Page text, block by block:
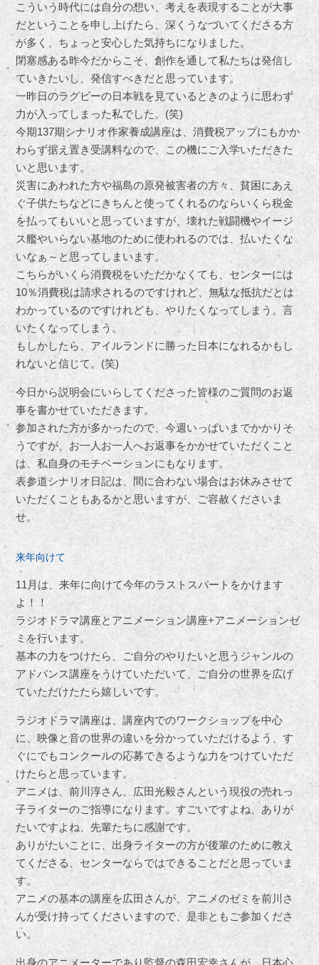
こういう時代には自分の想い、考えを表現することが大事
だということを申し上げたら、深くうなづいてくださる方
が多く、ちょっと安心した気持ちになりました。
閉塞感ある昨今だからこそ、創作を通して私たちは発信し
ていきたいし、発信すべきだと思っています。
一昨日のラグビーの日本戦を見ているときのように思わず
力が入ってしまった私でした。(笑)
今期137期シナリオ作家養成講座は、消費税アップにもかか
わらず据え置き受講料なので、この機にご入学いただきた
いと思います。
災害にあわれた方や福島の原発被害者の方々、貧困にあえ
ぐ子供たちなどにきちんと使ってくれるのならいくら税金
を払ってもいいと思っていますが、壊れた戦闘機やイージ
ス艦やいらない基地のために使われるのでは、払いたくな
いなぁ～と思ってしまいます。
こちらがいくら消費税をいただかなくても、センターには
10％消費税は請求されるのですけれど、無駄な抵抗だとは
わかっているのですけれども、やりたくなってしまう。言
いたくなってしまう。
もしかしたら、アイルランドに勝った日本になれるかもし
れないと信じて。(笑)
今日から説明会にいらしてくださった皆様のご質問のお返
事を書かせていただきます。
参加された方が多かったので、今週いっぱいまでかかりそ
うですが、お一人お一人へお返事をかかせていただくこと
は、私自身のモチベーションにもなります。
表参道シナリオ日記は、間に合わない場合はお休みさせて
いただくこともあるかと思いますが、ご容赦くださいま
せ。
来年向けて
11月は、来年に向けて今年のラストスパートをかけます
よ！！
ラジオドラマ講座とアニメーション講座+アニメーションゼ
ミを行います。
基本の力をつけたら、ご自分のやりたいと思うジャンルの
アドバンス講座をうけていただいて、ご自分の世界を広げ
ていただけたたら嬉しいです。
ラジオドラマ講座は、講座内でのワークショップを中心
に、映像と音の世界の違いを分かっていただけるよう、す
ぐにでもコンクールの応募できるような力をつけていただ
けたらと思っています。
アニメは、前川淳さん、広田光毅さんという現役の売れっ
子ライターのご指導になります。すごいですよね、ありが
たいですよね、先輩たちに感謝です。
ありがたいことに、出身ライターの方が後輩のために教え
てくださる、センターならではできることだと思っていま
す。
アニメの基本の講座を広田さんが、アニメのゼミを前川さ
んが受け持ってくださいますので、是非ともご参加くださ
い。